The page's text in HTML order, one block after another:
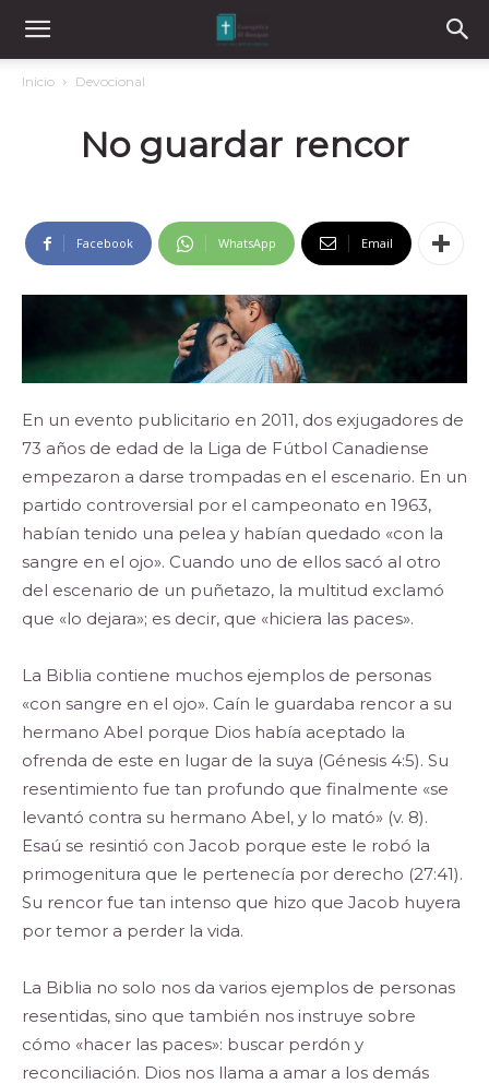
Inicio Devocional
No guardar rencor
Facebook WhatsApp Email
En un evento publicitario en 2011, dos exjugadores de
73 años de edad de la Liga de Fútbol Canadiense
empezaron a darse trompadas en el escenario. En un
partido controversial por el campeonato en 1963,
habían tenido una pelea y habían quedado «con la
sangre en el ojo». Cuando uno de ellos sacó al otro
del escenario de un puñetazo, la multitud exclamó
que «lo dejara»; es decir, que «hiciera las paces».
La Biblia contiene muchos ejemplos de personas
«con sangre en el ojo». Caín le guardaba rencor a su
hermano Abel porque Dios había aceptado la
ofrenda de este en lugar de la suya (Génesis 4:5). Su
resentimiento fue tan profundo que finalmente «se
levantó contra su hermano Abel, y lo mató» (v. 8).
Esaú se resintió con Jacob porque este le robó la
primogenitura que le pertenecía por derecho (27:41).
Su rencor fue tan intenso que hizo que Jacob huyera
por temor a perder la vida.
La Biblia no solo nos da varios ejemplos de personas
resentidas, sino que también nos instruye sobre
cómo «hacer las paces»: buscar perdón y
reconciliación. Dios nos llama a amar a los demás